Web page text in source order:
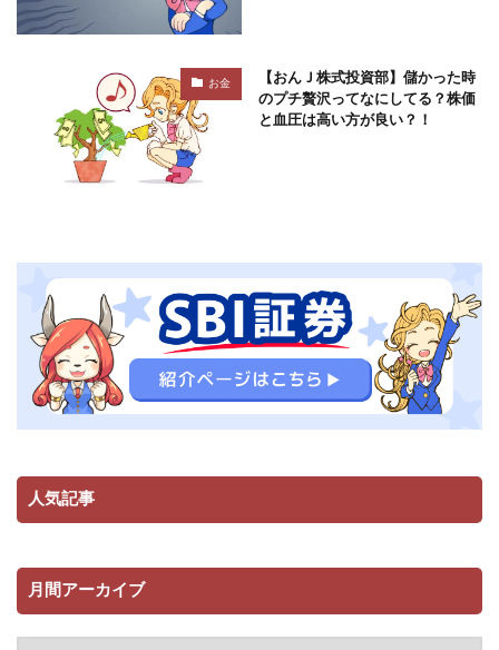
お金
【おんＪ株式投資部】儲かった時
のプチ贅沢ってなにしてる？株価
と血圧は高い方が良い？！
人気記事
月間アーカイブ